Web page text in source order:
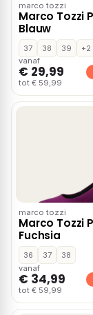
marco tozzi
Marco Tozzi
Blauw
37 38 39
+2
vanaf
€ 29,99
tot € 59,99
marco tozzi
Marco Tozzi
Fuchsia
36 37
38
vanaf
€ 34,99
tot € 59,99